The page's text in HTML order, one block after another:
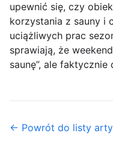
upewnić się, czy
korzystania z sauny i
uciążliwych prac
sprawiają, że
saunę”, ale faktycznie
← Powrót do listy